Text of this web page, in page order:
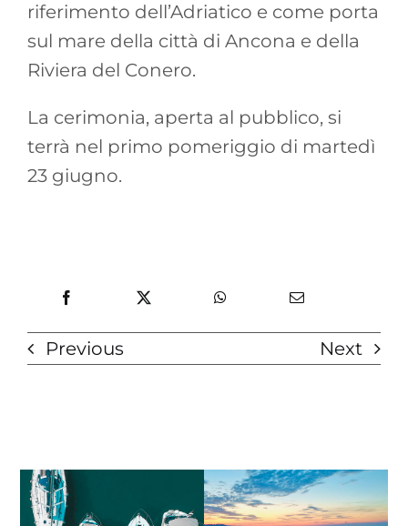
riferimento dell’Adriatico e come porta
sul mare della città di Ancona e della
Riviera del Conero.
La cerimonia, aperta al pubblico, si
terrà nel primo pomeriggio di martedì
23 giugno.
Previous Next